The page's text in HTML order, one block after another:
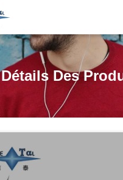
Détails Des